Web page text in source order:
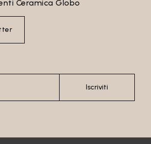
Ceramica Globo
Iscriviti